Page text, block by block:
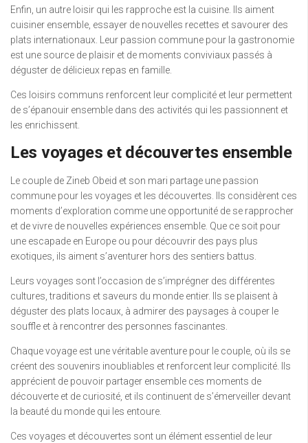
Enfin, un autre loisir qui les rapproche est la cuisine. Ils aiment
cuisiner ensemble, essayer de nouvelles recettes et savourer des
plats internationaux. Leur passion commune pour la gastronomie
est une source de plaisir et de moments conviviaux passés à
déguster de délicieux repas en famille.
Ces loisirs communs renforcent leur complicité et leur permettent
de s’épanouir ensemble dans des activités qui les passionnent et
les enrichissent.
Les voyages et découvertes ensemble
Le couple de Zineb Obeid et son mari partage une passion
commune pour les voyages et les découvertes. Ils considèrent ces
moments d’exploration comme une opportunité de se rapprocher
et de vivre de nouvelles expériences ensemble. Que ce soit pour
une escapade en Europe ou pour découvrir des pays plus
exotiques, ils aiment s’aventurer hors des sentiers battus.
Leurs voyages sont l’occasion de s’imprégner des différentes
cultures, traditions et saveurs du monde entier. Ils se plaisent à
déguster des plats locaux, à admirer des paysages à couper le
souffle et à rencontrer des personnes fascinantes.
Chaque voyage est une véritable aventure pour le couple, où ils se
créent des souvenirs inoubliables et renforcent leur complicité. Ils
apprécient de pouvoir partager ensemble ces moments de
découverte et de curiosité, et ils continuent de s’émerveiller devant
la beauté du monde qui les entoure.
Ces voyages et découvertes sont un élément essentiel de leur